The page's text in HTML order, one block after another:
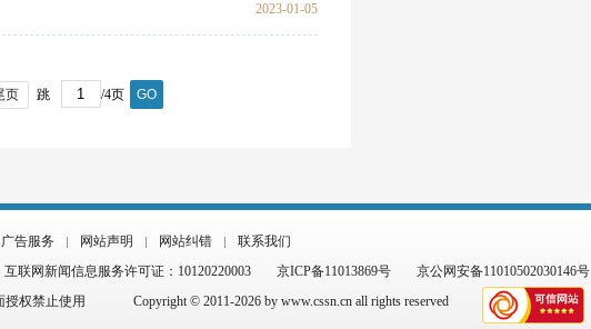
2023-01-05
页 跳 /4页 GO
广告服务 网站声明 网站纠错
联系我们
互联网新闻信息服务许可证：10120220003 京ICP备11013869号
京公网安备11010502030146号
权禁止使用
Copyright © 2011-2026 by www.cssn.cn all rights reserved